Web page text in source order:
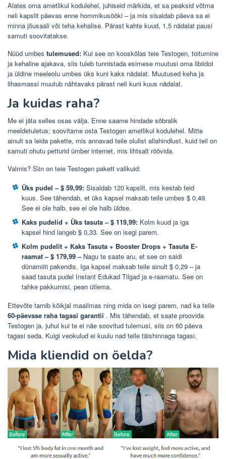
Alates oma ametlikul kodulehel, juhiseid märkida, et sa peaksid võtma
neli kapslit päevas enne hommikusööki – ja mis sisaldab päeva sa ei
minna jõusaali või teha kehalise. Pärast kahte kuud, 1,5 nädalat pausi
samuti soovitatakse.
Nüüd umbes tulemused: Kui see on kooskõlas teie Testogen, toitumine
ja kehaline ajakava, siis tuleb tunnistada esimese muutusi oma libiidot
ja üldine meeleolu umbes üks kuni kaks nädalat. Muutused keha ja
lihasmassi muutub nähtavaks pärast neli kuni kuus nädalat.
Ja kuidas raha?
Me ei jäta selles osas välja. Enne saame hindade sõbralik
meeldetuletus; soovitame osta Testogen ametlikul kodulehel. Mitte
ainult sa leida pakette, mis annavad teile olulist allahindlust, kuid teil on
samuti ohutu petturid ümber internet, mis lihtsalt röövida.
Valmis? Siin on teie Testogen pakett valikuid:
Üks pudel – $ 59,99: Sisaldab 120 kapslit, mis kestab teid
kuus. See tähendab, et üks kapsel maksab teile umbes $ 0,49.
See ei ole halb, see ei ole halb üldse.
Kaks pudelid + Üks tasuta – $ 119,99: Kolm kuud ja iga
kapsel hind langeb $ 0,33. See on isegi parem.
Kolm pudelit + Kaks Tasuta + Booster Drops + Tasuta E-
raamat – $ 179,99 –Nagu te saate aru, et see on saidi
dünamiiti pakendis. Iga kapsel maksab teile ainult $ 0,29 – ja
saad tasuta pudel Instant Edukad Tilgad ja e-raamatu. See on
tahke pakkumisi, pean ütlema.
Ettevõte tarnib kõikjal maailmas ning mida on isegi parem, nad ka teile
60-päevase raha tagasi garantii . Mis tähendab, et saate proovida
Testogen ja, juhul kui te ei näe soovitud tulemusi, siis on 60 päeva
tagasi seda. Kuigi veokulud ei kuulu nad teile täishinnaga tagasi.
Mida kliendid on öelda?